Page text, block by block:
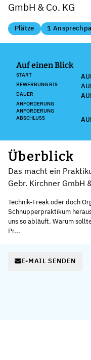
GmbH & Co. KG
Plätze 1
Auf einen Blick
START
BEWERBUNG BIS
DAUER
ANFORDERUNG
ANFORDERUNG
ABSCHLUSS
Überblick
Das macht ein
Gebr. Kirchner GmbH
Technik-Freak oder doch
Schnupperpraktikum
uns so abläuft. Warum
Pr...
E-MAIL SENDEN